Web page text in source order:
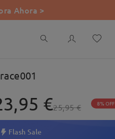
Ahora >
€25,95 € 8% OFF
Flash Sale